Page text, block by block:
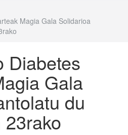
Magia Gala Solidarioa
Diabetes
Gala
du